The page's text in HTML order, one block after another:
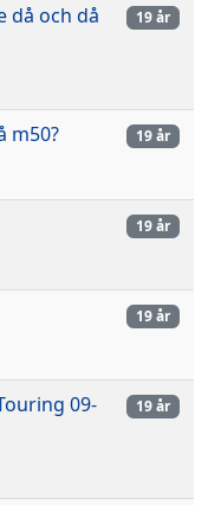
då och då
19 år
m50? 19 år
19 år
19 år
09-
19 år